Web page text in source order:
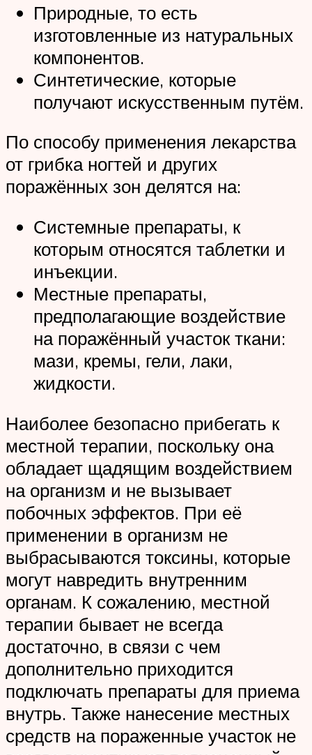
Природные, то есть
изготовленные из натуральных
компонентов.
Синтетические, которые
получают искусственным путём.
По способу применения лекарства
от грибка ногтей и других
поражённых зон делятся на:
Системные препараты, к
которым относятся таблетки и
инъекции.
Местные препараты,
предполагающие воздействие
на поражённый участок ткани:
мази, кремы, гели, лаки,
жидкости.
Наиболее безопасно прибегать к
местной терапии, поскольку она
обладает щадящим воздействием
на организм и не вызывает
побочных эффектов. При её
применении в организм не
выбрасываются токсины, которые
могут навредить внутренним
органам. К сожалению, местной
терапии бывает не всегда
достаточно, в связи с чем
дополнительно приходится
подключать препараты для приема
внутрь. Также нанесение местных
средств на пораженные участок не